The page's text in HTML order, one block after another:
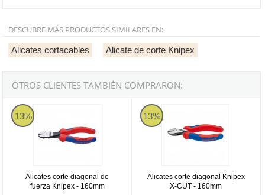
DESCUBRE MÁS PRODUCTOS SIMILARES EN:
Alicates cortacables Alicate de corte Knipex
OTROS CLIENTES TAMBIÉN COMPRARON:
13%
Alicates corte diagonal de
fuerza Knipex - 160mm
Alicates corte diagonal de fuerza Knipex - 160mm
13%
Alicates corte diagonal Knipex
X-CUT - 160mm
Alicates corte diagonal Knipex X-